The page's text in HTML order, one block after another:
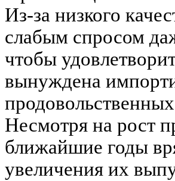
Из-за низкого
слабым спросом
чтобы
вынуждена
Несмотря на рост
ближайшие годы
увеличения их